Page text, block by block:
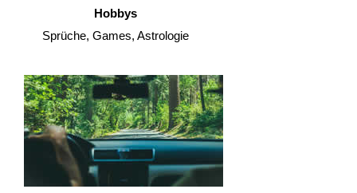
Hobbys
Sprüche, Games, Astrologie